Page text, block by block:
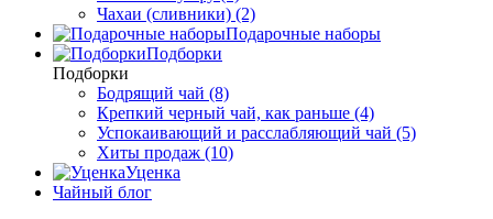
Чахаи (сливники) (2)
Подарочные наборы
Подборки
Подборки
Бодрящий чай (8)
Крепкий черный чай, как раньше (4)
Успокаивающий и расслабляющий чай (5)
Хиты продаж (10)
Уценка
Чайный блог